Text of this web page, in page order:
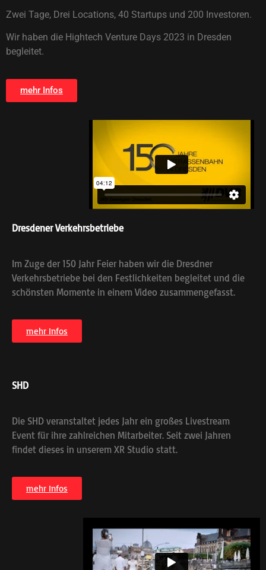
Zwei Tage, Drei Locations, 40 Startups und 200 Investoren.
Wir haben die Hightech Venture Days 2023 in Dresden
begleitet.
mehr Infos
Dresdener Verkehrsbetriebe
Im Zuge der 150 Jahr Feier haben wir die Dresdner
Verkehrsbetriebe bei den Festlichkeiten begleitet und die
schönsten Momente in einem Video zusammengefasst.
mehr Infos
SHD
Die SHD veranstaltet jedes Jahr ein großes Livestream
Event für ihre zahlreichen Mitarbeiter. Seit zwei Jahren
findet dieses in unserem XR Studio statt.
mehr Infos